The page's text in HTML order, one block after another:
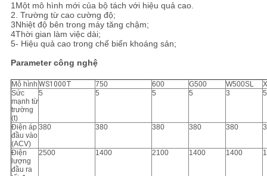
SƠ
ĐỒ
TRANG
WEB
PRIVACY
POLICY
1Một mô hình mới của bộ tách với hiệu quả cao.
2. Trường từ cao cường độ;
3Nhiệt độ bên trong máy tăng chậm;
4Thời gian làm việc dài;
5- Hiệu quả cao trong chế biến khoáng sản;
Parameter công nghệ
Mô hình WS1000T 750 600 G500 W500SL
Sức
mạnh từ
trường
(t)
5 5 5 5 3 5
Điện áp
đầu vào
(ACV)
380 380 380 380 380
Điện
lượng
đầu ra
2500 1400 2100 1400 1400